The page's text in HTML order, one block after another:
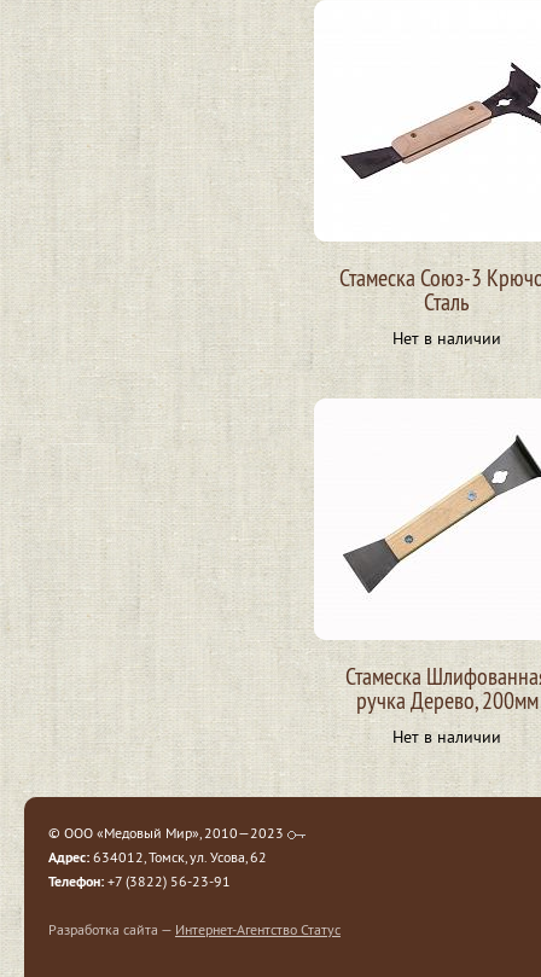
Стамеска Союз-3
Сталь
Нет в наличии
Стамеска
ручка Дерево, 200мм
Нет в наличии
© ООО «Медовый Мир», 2010—2023
Адрес: 634012, Томск, ул. Усова, 62
Телефон: +7 (3822) 56-23-91
Разработка сайта — Интернет-Агентство Статус